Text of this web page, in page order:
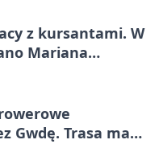
z kursantami. W
Mariana
Gwdę. Trasa ma